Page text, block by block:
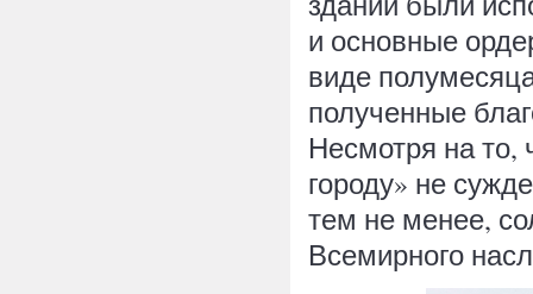
и основные
виде
полученные
Несмотря на то,
городу» не
тем не менее,
Всемирного